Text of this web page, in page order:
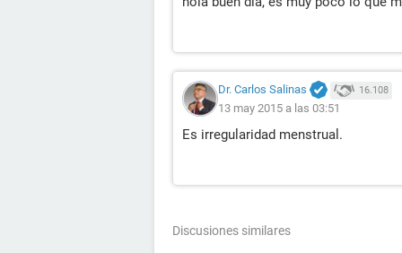
Dr. Carlos Salinas 16.108
13 may 2015 a las 03:51
Es irregularidad menstrual.
Discusiones similares